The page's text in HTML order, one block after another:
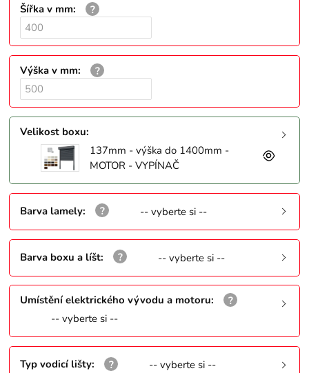
Šířka v mm:
Výška v mm:
Velikost boxu:
137mm - výška do 1400mm -
MOTOR - VYPÍNAČ
Barva lamely: -- vyberte si --
Barva boxu a líšt: -- vyberte si --
Umístění elektrického vývodu a motoru:
-- vyberte si --
Typ vodicí lišty: -- vyberte si --